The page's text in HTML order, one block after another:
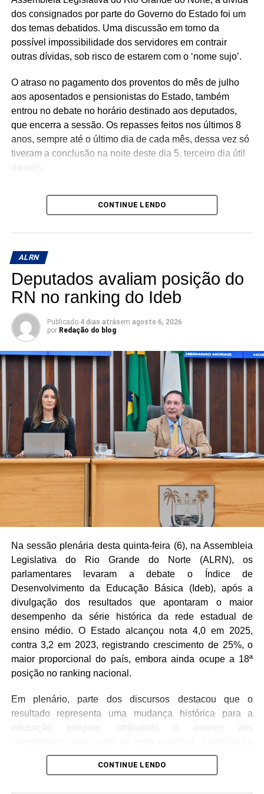
dos consignados por parte do Governo do Estado foi um
dos temas debatidos. Uma discussão em torno da
possível impossibilidade dos servidores em contrair
outras dívidas, sob risco de estarem com o ‘nome sujo’.
O atraso no pagamento dos proventos do mês de julho
aos aposentados e pensionistas do Estado, também
entrou no debate no horário destinado aos deputados,
que encerra a sessão. Os repasses feitos nos últimos 8
anos, sempre até o último dia de cada mês, dessa vez só
tiveram a conclusão na noite deste dia 5, terceiro dia útil
do mês.
Problemas referentes à segurança pública, educação e
saúde, em Mossoró, também entraram na pauta. No
pronunciou.
CONTINUE LENDO
ALRN
Deputados avaliam posição do
RN no ranking do Ideb
Publicado 4 dias atrásem agosto 6, 2026
por Redação do blog
Na sessão plenária desta quinta-feira (6), na Assembleia
Legislativa do Rio Grande do Norte (ALRN), os
parlamentares levaram a debate o Índice de
Desenvolvimento da Educação Básica (Ideb), após a
divulgação dos resultados que apontaram o maior
desempenho da série histórica da rede estadual de
ensino médio. O Estado alcançou nota 4,0 em 2025,
contra 3,2 em 2023, registrando crescimento de 25%, o
maior proporcional do país, embora ainda ocupe a 18ª
posição no ranking nacional.
Em plenário, parte dos discursos destacou que o
resultado representa uma mudança histórica para a
educação potiguar, atribuindo o avanço aos
da educação inclusiva, à convocação de professores
concursados e ao trabalho desenvolvido nas escolas.
CONTINUE LENDO